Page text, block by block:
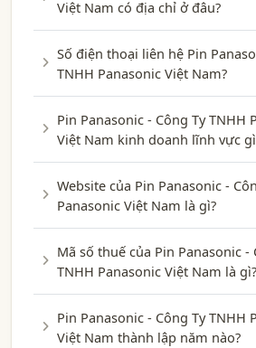
Việt Nam có địa chỉ ở đâu?
Số điện thoại liên hệ Pin
TNHH Panasonic Việt Nam?
Pin Panasonic - Công Ty TNHH
Việt Nam kinh doanh lĩnh vực
Website của Pin Panasonic -
Panasonic Việt Nam là gì?
Mã số thuế của Pin Panasonic -
TNHH Panasonic Việt Nam là gì?
Pin Panasonic - Công Ty TNHH
Việt Nam thành lập năm nào?